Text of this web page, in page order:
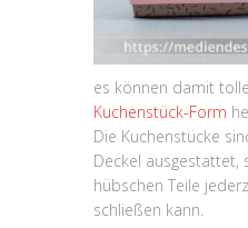
es können damit tolle
Kuchenstück-Form
Die Kuchenstücke
Deckel ausgestattet,
hübschen Teile
schließen kann.